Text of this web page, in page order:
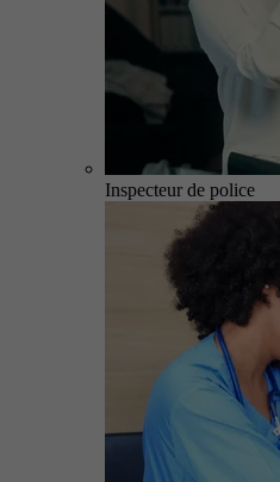
Inspecteur de police